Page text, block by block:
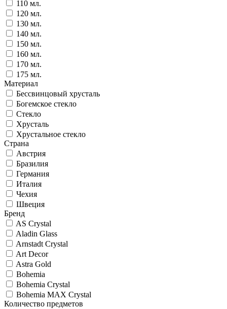
110 мл.
120 мл.
130 мл.
140 мл.
150 мл.
160 мл.
170 мл.
175 мл.
Материал
Бессвинцовый хрусталь
Богемское стекло
Стекло
Хрусталь
Хрустальное стекло
Страна
Австрия
Бразилия
Германия
Италия
Чехия
Швеция
Бренд
AS Crystal
Aladin Glass
Arnstadt Crystal
Art Decor
Astra Gold
Bohemia
Bohemia Crystal
Bohemia MAX Crystal
Количество предметов